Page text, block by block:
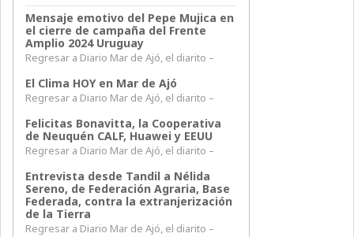
Mensaje emotivo del Pepe Mujica en
el cierre de campaña del Frente
Amplio 2024 Uruguay
Regresar a Diario Mar de Ajó, el diarito –
El Clima HOY en Mar de Ajó
Regresar a Diario Mar de Ajó, el diarito –
Felicitas Bonavitta, la Cooperativa
de Neuquén CALF, Huawei y EEUU
Regresar a Diario Mar de Ajó, el diarito –
Entrevista desde Tandil a Nélida
Sereno, de Federación Agraria, Base
Federada, contra la extranjerización
de la Tierra
Regresar a Diario Mar de Ajó, el diarito –